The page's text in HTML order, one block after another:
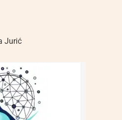
Jurić